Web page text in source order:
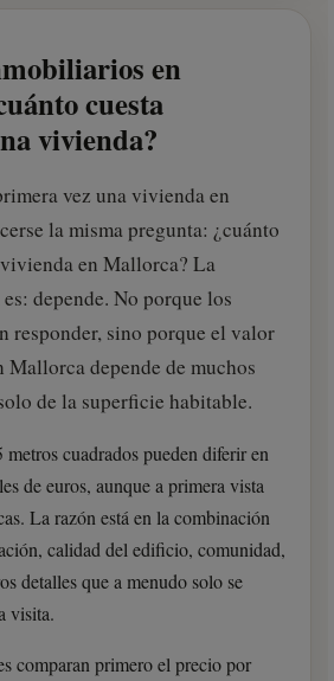
en
cuesta
vivienda?
vez una vivienda en
la misma pregunta: ¿cuánto
en Mallorca? La
depende. No porque los
responder, sino porque el valor
Mallorca depende de muchos
de la superficie habitable.
cuadrados pueden diferir en
de euros, aunque a primera vista
La razón está en la combinación
calidad del edificio, comunidad,
detalles que a menudo solo se
visita.
comparan primero el precio por